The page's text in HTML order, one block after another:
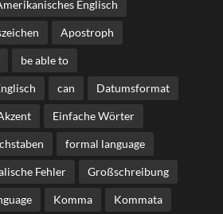
Englisch
Apostroph
be able to
can Datumsformat
Einfache Wörter
formal language
Fehler Großschreibung
Komma Kommata